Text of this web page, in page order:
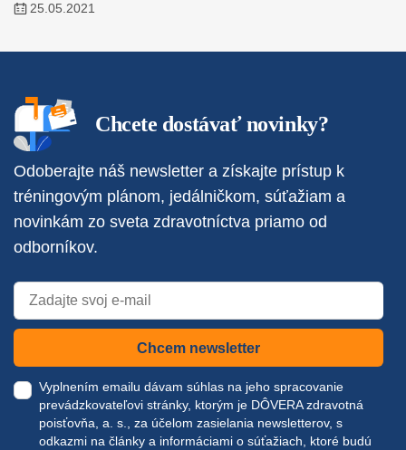
25.05.2021
Chcete dostávať novinky?
Odoberajte náš newsletter a získajte prístup k
tréningovým plánom, jedálničkom, súťažiam a
novinkám zo sveta zdravotníctva priamo od
odborníkov.
Chcem newsletter
Vyplnením emailu dávam súhlas na jeho spracovanie
prevádzkovateľovi stránky, ktorým je DÔVERA zdravotná
poisťovňa, a. s., za účelom zasielania newsletterov, s
odkazmi na články a informáciami o súťažiach, ktoré budú